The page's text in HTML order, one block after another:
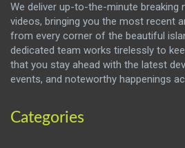
We deliver up-to-the-minute breaking
videos, bringing you the most recent
from every corner of the beautiful
dedicated team works tirelessly to
that you stay ahead with the latest
events, and noteworthy happenings
Categories